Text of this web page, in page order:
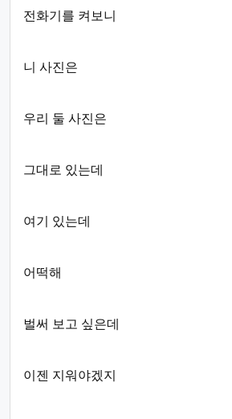
전화기를 켜보니
니 사진은
우리 둘 사진은
그대로 있는데
여기 있는데
어떡해
벌써 보고 싶은데
이젠 지워야겠지